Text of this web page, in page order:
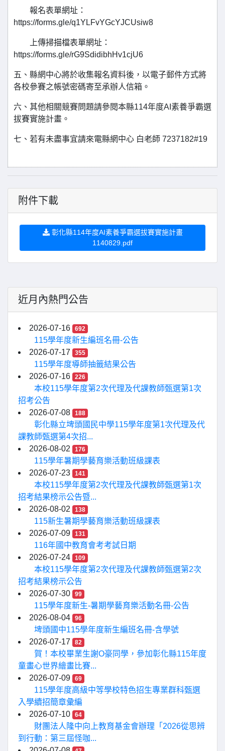
報名表單網址：
https://forms.gle/q1YLFvYGcYJCUsiw8
上傳掃描檔表單網址：
https://forms.gle/rG9SdidibhHv1cjU6
五、縣網中心將於收集報名資料後，以電子郵件方式將
各校參賽之帳號密碼寄至承辦人信箱。
六、其他相關競賽問題請參閱本縣114年度AI素養爭霸選
拔賽實施計畫。
七、若有未盡事宜請來電縣網中心 白老師 7237182#19
附件下載
彰化縣114年度AI素養爭霸選拔賽實施計畫
1140829.pdf
近月內熱門公告
2026-07-16 692
115學年度新生編班名冊-公告
2026-07-17
355
115學年度導師抽籤結果公告
2026-07-16
226
本校115學年度第2次代理及代課教師甄選第1次
招考公告
2026-07-08
188
彰化縣立埤頭國民中學115學年度第1次代理及代
課教師甄選第4次招...
2026-08-02
176
115學年暑期學藝育樂活動班級課表
2026-07-23
141
本校115學年度第2次代理及代課教師甄選第1次
招考結果榜示公告暨...
2026-08-02
138
115新生暑期學藝育樂活動班級課表
2026-07-09
131
116年國中教育會考考試日期
2026-07-24
109
本校115學年度第2次代理及代課教師甄選第2次
招考結果榜示公告
2026-07-30
99
115學年度新生-暑期學藝育樂活動名冊-公告
2026-08-04
96
埤頭國中115學年度新生編班名冊-含學號
2026-07-17
82
賀！本校畢業生謝O豪同學，參加彰化縣115年度
童畫心世界繪畫比賽...
2026-07-09
69
115學年度高級中等學校特色招生專業群科甄選
入學續招簡章彙編
2026-07-10
64
財團法人隆中向上教育基金會辦理「2026從思辨
到行動：第三屆怪咖...